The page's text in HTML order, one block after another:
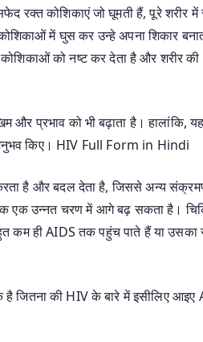
रक्त कोशिकाएं जो घूमती हैं, पूरे
में घुस कर उन्हे अपना शिकार
को नष्ट कर देता है और शरीर
प्रभाव को भी बढ़ाता है। हालांकि, यह
किए। HIV Full Form in Hindi
है और बदल देता है, जिससे अन्य
एक उन्नत चरण में आगे बढ़ सकता है।
कम ही AIDS तक पहुंच पाते हैं या
जितना की HIV के बारे में इसीलिए आइए